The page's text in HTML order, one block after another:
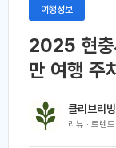
여행정보
2025 현충
만 여행 주
클리브리
리뷰 · 트렌